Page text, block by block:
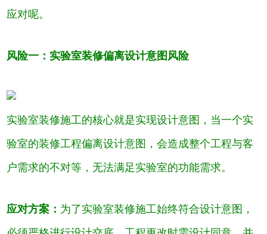
应对呢。
风险一：实验室装修偏离设计意图风险
实验室装修施工的核心就是实现设计意图，当一个实
验室的装修工程偏离设计意图，会造成整个工程与客
户需求的不对等，无法满足实验室的功能需求。
应对方案： 为了实验室装修施工始终符合设计意图，